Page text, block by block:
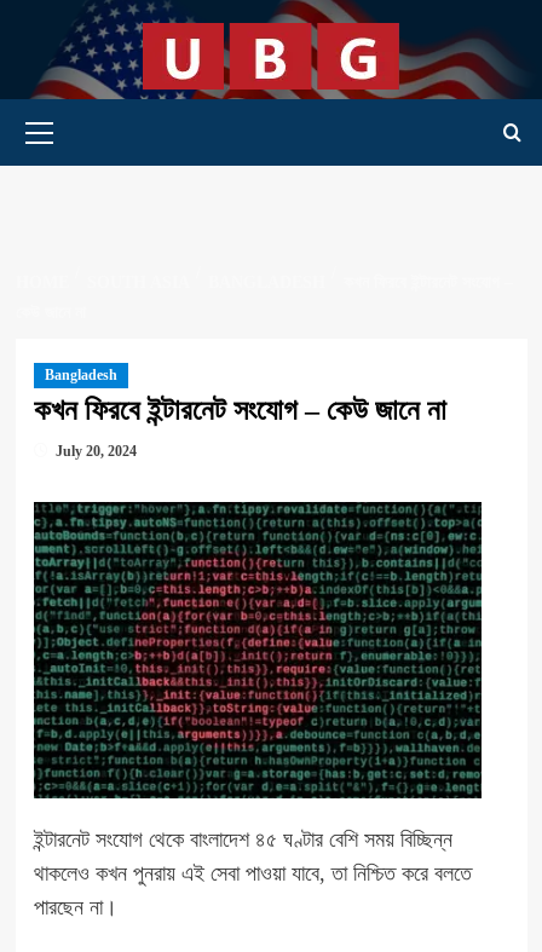
content
Primary Menu
Bangladesh
কখন ফিরবে ইন্টারনেট সংযোগ – কেউ জানে না
July 20, 2024
ইন্টারনেট সংযোগ থেকে বাংলাদেশ ৪৫ ঘণ্টার বেশি সময় বিচ্ছিন্ন
থাকলেও কখন পুনরায় এই সেবা পাওয়া যাবে, তা নিশ্চিত করে বলতে
পারছেন না।